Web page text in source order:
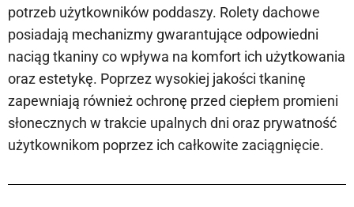
potrzeb użytkowników poddaszy. Rolety dachowe
posiadają mechanizmy gwarantujące odpowiedni
naciąg tkaniny co wpływa na komfort ich użytkowania
oraz estetykę. Poprzez wysokiej jakości tkaninę
zapewniają również ochronę przed ciepłem promieni
słonecznych w trakcie upalnych dni oraz prywatność
użytkownikom poprzez ich całkowite zaciągnięcie.